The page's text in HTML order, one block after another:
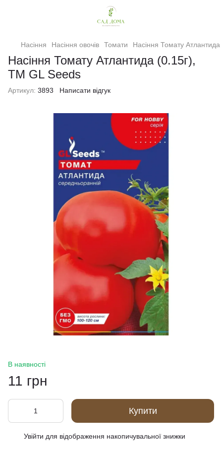
Насіння Насіння овочів Томати Насіння Томату
Насіння Томату Атлантида (0.15г),
TM GL Seeds
Артикул: 3893 Написати відгук
В наявності
11 грн
Купити
Увійти для відображення накопичувальної знижки